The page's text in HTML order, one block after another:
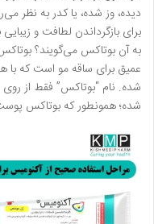
دیده، وز شده، یا کدر به نظر
برای بازگرداندن لطافت و
به آن بوتاکس می‌گویند؟
عمیق برای ساقه مو است که با
شده. نام “بوتاکس” فقط از
شده؛ همونطور که بوتاکس